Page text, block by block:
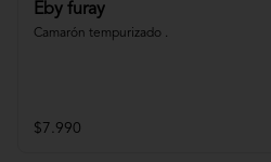
Eby furay
Camarón tempurizado .
$7.990